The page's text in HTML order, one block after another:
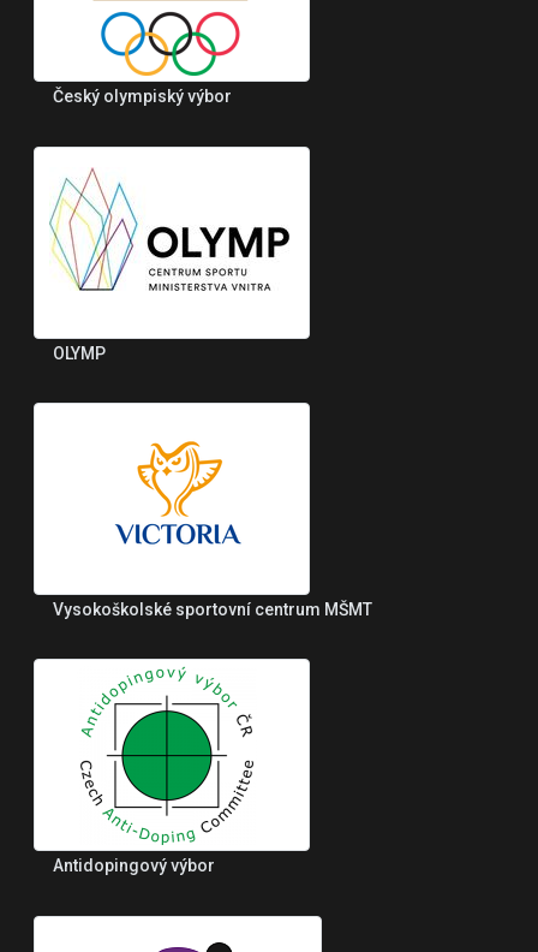
Český olympiský výbor
OLYMP
Vysokoškolské sportovní centrum MŠMT
Antidopingový výbor